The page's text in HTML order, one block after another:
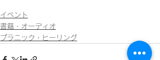
イベント
書籍・オーディオ
プラニック・ヒーリング